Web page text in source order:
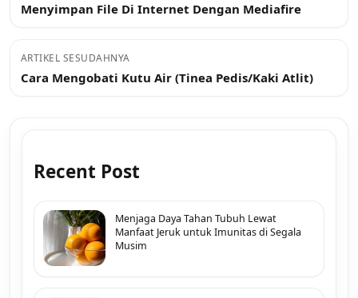
Menyimpan File Di Internet Dengan Mediafire
ARTIKEL SESUDAHNYA
Cara Mengobati Kutu Air (Tinea Pedis/Kaki Atlit)
Recent Post
Menjaga Daya Tahan Tubuh Lewat
Manfaat Jeruk untuk Imunitas di Segala
Musim